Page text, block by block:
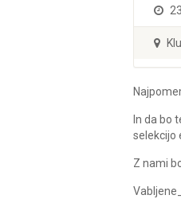
In da bo
selekcijo
Z nami